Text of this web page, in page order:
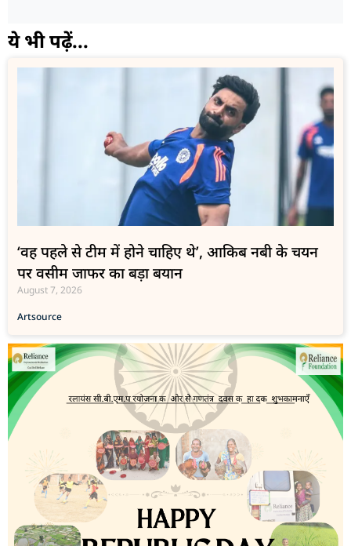
ये भी पढ़ें...
‘वह पहले से टीम में होने चाहिए थे’, आकिब नबी के चयन
पर वसीम जाफर का बड़ा बयान
August 7, 2026
Artsource